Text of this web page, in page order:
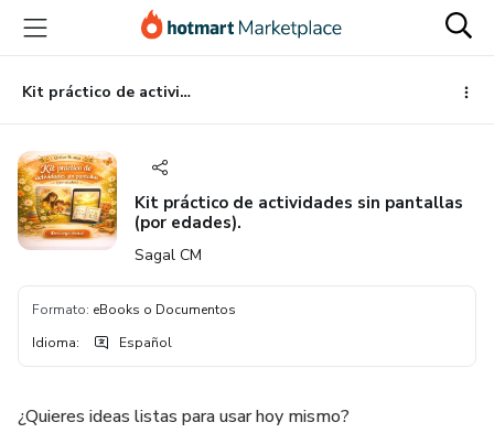
principal
página
de
página
Kit práctico de actividades sin pantallas (por edades).
Kit práctico de actividades sin pantallas
(por edades).
Sagal CM
Formato: eBooks o Documentos
Idioma: Español
¿Quieres ideas listas para usar hoy mismo?